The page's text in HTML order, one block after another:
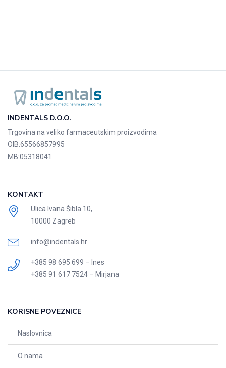
INDENTALS D.O.O.
Trgovina na veliko farmaceutskim proizvodima
OIB:65566857995
MB:05318041
KONTAKT
Ulica Ivana Šibla 10,
10000 Zagreb
info@indentals.hr
+385 98 695 699 – Ines
+385 91 617 7524 – Mirjana
KORISNE POVEZNICE
Naslovnica
O nama